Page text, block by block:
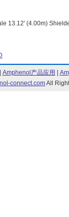
13.12' (4.00m)
Amphenol产品应用
connect.comAll